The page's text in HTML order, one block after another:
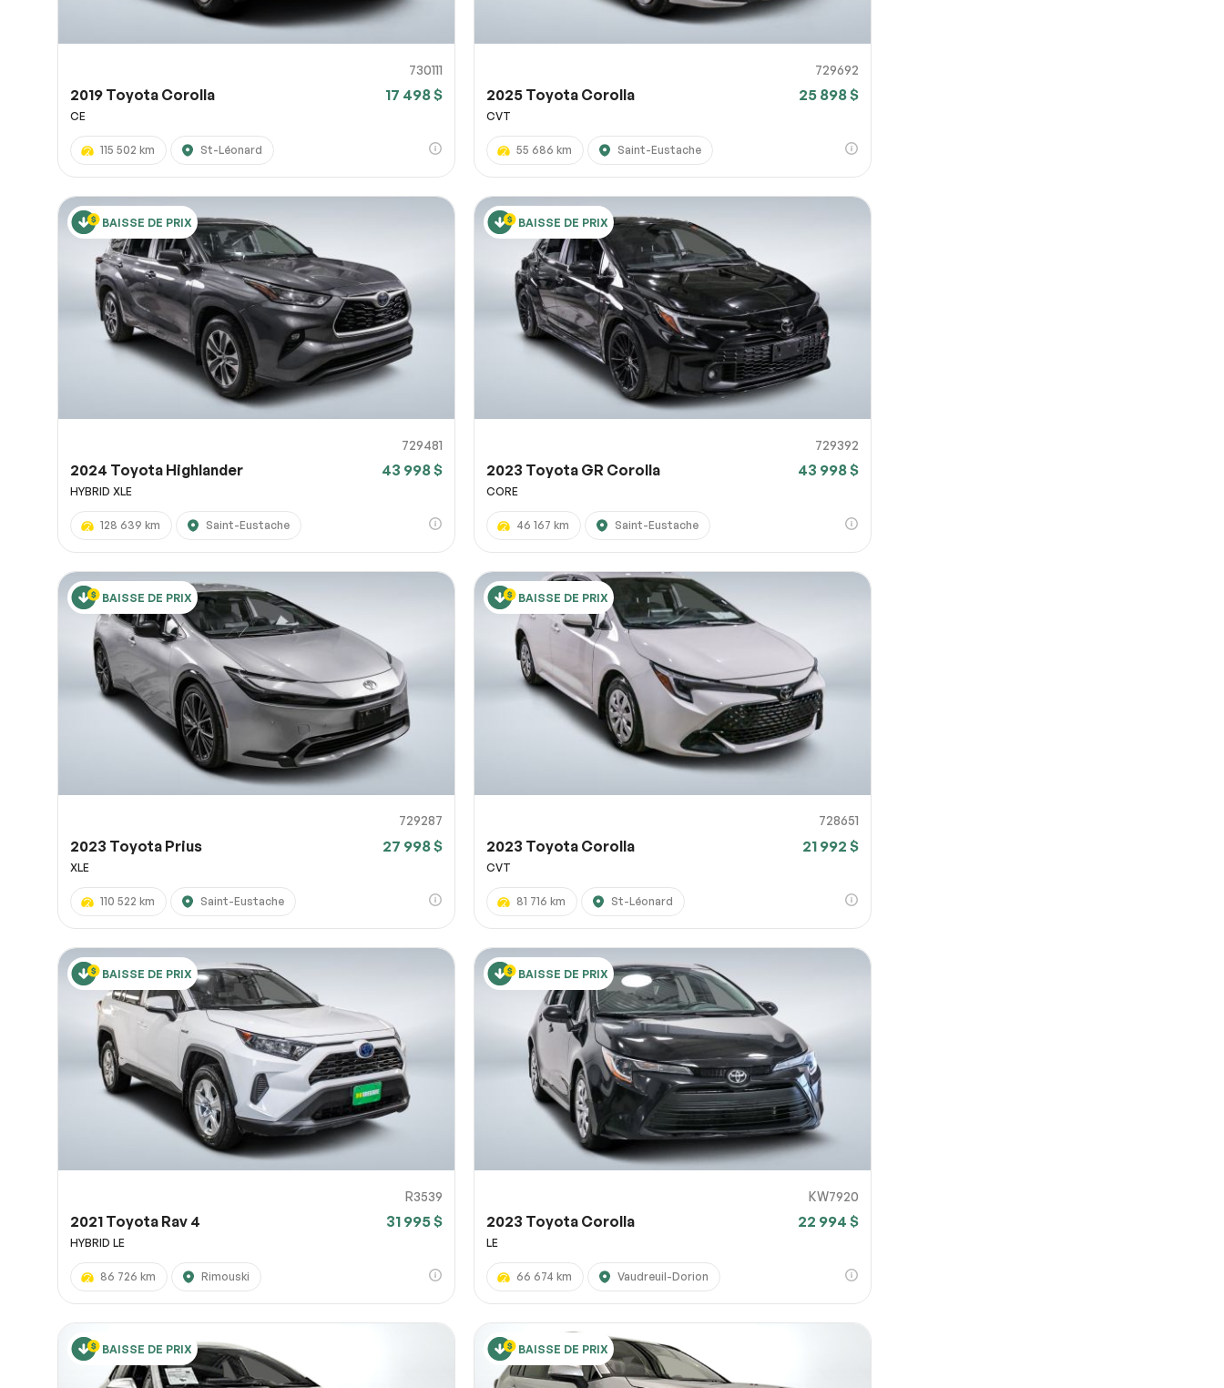
730111
2019 Toyota Corolla 17 498 $
CE
115 502 km St-Léonard
729692
2025 Toyota Corolla 25 898 $
CVT
55 686 km Saint-Eustache
BAISSE DE PRIX
729481
2024 Toyota Highlander 43 998 $
HYBRID XLE
128 639 km Saint-Eustache
BAISSE DE PRIX
729392
2023 Toyota GR Corolla 43 998 $
CORE
46 167 km Saint-Eustache
BAISSE DE PRIX
729287
2023 Toyota Prius 27 998 $
XLE
110 522 km Saint-Eustache
BAISSE DE PRIX
728651
2023 Toyota Corolla 21 992 $
CVT
81 716 km St-Léonard
BAISSE DE PRIX
R3539
2021 Toyota Rav 4 31 995 $
HYBRID LE
86 726 km Rimouski
BAISSE DE PRIX
KW7920
2023 Toyota Corolla 22 994 $
LE
66 674 km Vaudreuil-Dorion
BAISSE DE PRIX BAISSE DE PRIX